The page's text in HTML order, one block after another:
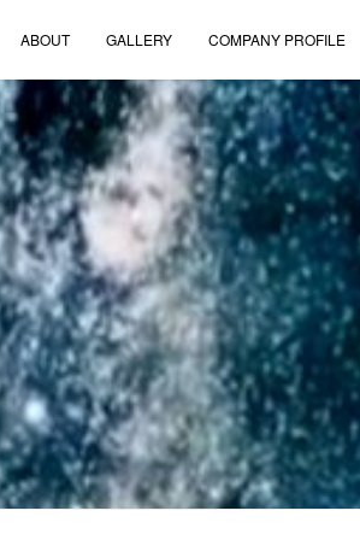
ABOUT GALLERY COMPANY PROFILE